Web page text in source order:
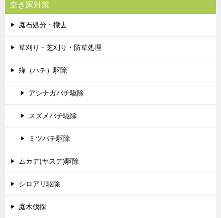
空き家対策
庭石処分・撤去
草刈り・芝刈り・防草処理
蜂（ハチ）駆除
アシナガバチ駆除
スズメバチ駆除
ミツバチ駆除
ムカデ(ヤスデ)駆除
シロアリ駆除
庭木伐採